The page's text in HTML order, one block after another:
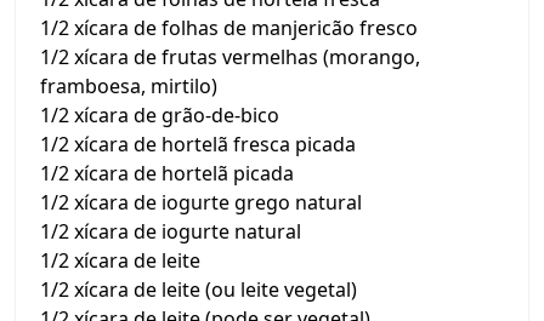
1/2 xícara de folhas de manjericão fresco
1/2 xícara de frutas vermelhas (morango,
framboesa, mirtilo)
1/2 xícara de grão-de-bico
1/2 xícara de hortelã fresca picada
1/2 xícara de hortelã picada
1/2 xícara de iogurte grego natural
1/2 xícara de iogurte natural
1/2 xícara de leite
1/2 xícara de leite (ou leite vegetal)